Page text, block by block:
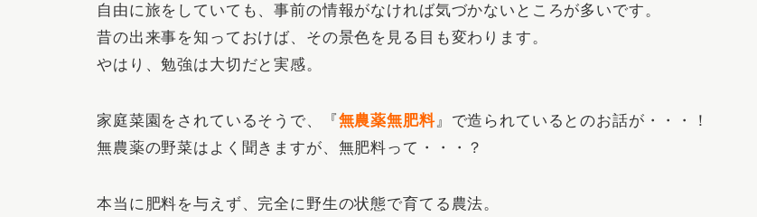
自由に旅をしていても、事前の情報がなければ気づかないところが多いです。
昔の出来事を知っておけば、その景色を見る目も変わります。
やはり、勉強は大切だと実感。
家庭菜園をされているそうで、『無農薬無肥料』で造られているとのお話が・・・！
無農薬の野菜はよく聞きますが、無肥料って・・・？
本当に肥料を与えず、完全に野生の状態で育てる農法。